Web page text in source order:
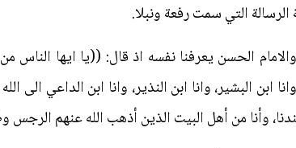
التي سمت رفعة ونبلا.
الحسن يعرفنا نفسه اذ قال: ((يا ايها
البشير، وانا ابن النذير، وانا ابن الداعي الى الله
وأنا من أهل البيت الذين أذهب الله عنهم